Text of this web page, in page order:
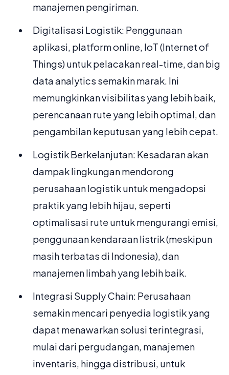
manajemen pengiriman.
Digitalisasi Logistik: Penggunaan
aplikasi, platform online, IoT (Internet of
Things) untuk pelacakan real-time, dan big
data analytics semakin marak. Ini
memungkinkan visibilitas yang lebih baik,
perencanaan rute yang lebih optimal, dan
pengambilan keputusan yang lebih cepat.
Logistik Berkelanjutan: Kesadaran akan
dampak lingkungan mendorong
perusahaan logistik untuk mengadopsi
praktik yang lebih hijau, seperti
optimalisasi rute untuk mengurangi emisi,
penggunaan kendaraan listrik (meskipun
masih terbatas di Indonesia), dan
manajemen limbah yang lebih baik.
Integrasi Supply Chain: Perusahaan
semakin mencari penyedia logistik yang
dapat menawarkan solusi terintegrasi,
mulai dari pergudangan, manajemen
inventaris, hingga distribusi, untuk